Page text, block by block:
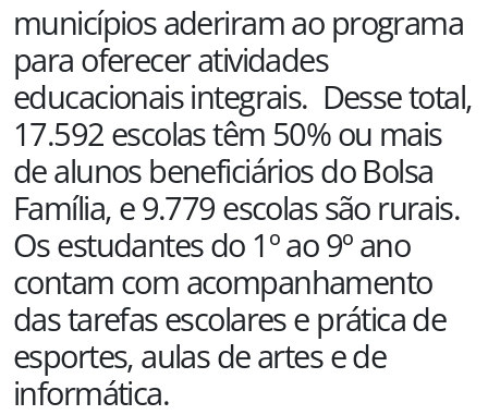
municípios aderiram ao programa
para oferecer atividades
educacionais integrais. Desse total,
17.592 escolas têm 50% ou mais
de alunos beneficiários do Bolsa
Família, e 9.779 escolas são rurais.
Os estudantes do 1º ao 9º ano
contam com acompanhamento
das tarefas escolares e prática de
esportes, aulas de artes e de
informática.